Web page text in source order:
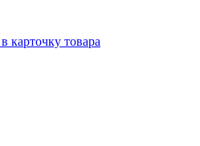
карточку товара